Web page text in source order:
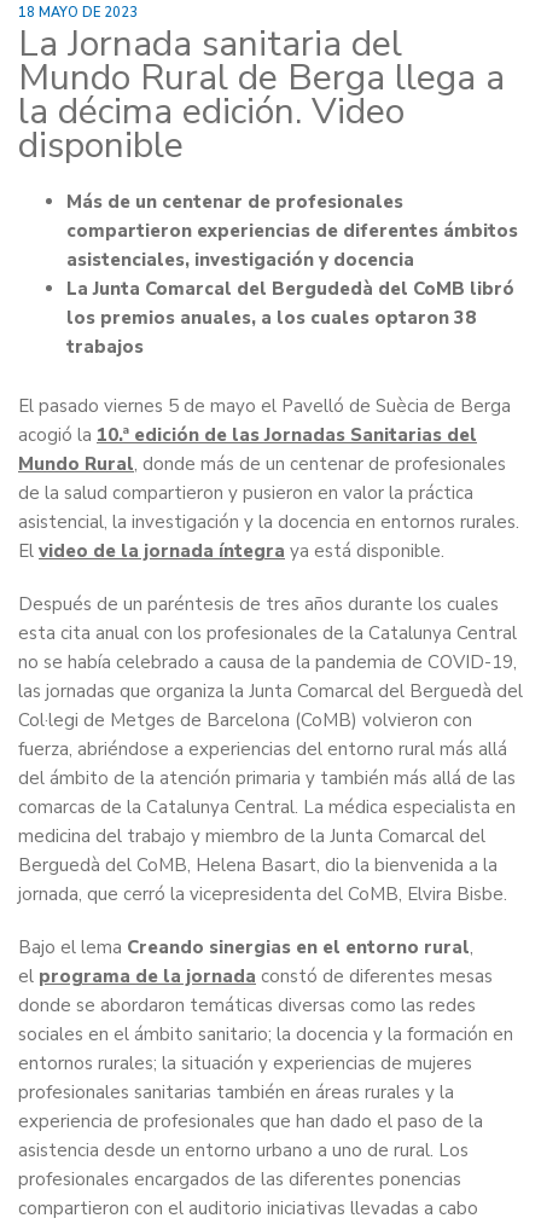
18 MAYO DE 2023
La Jornada sanitaria del
Mundo Rural de Berga llega a
la décima edición. Video
disponible
Más de un centenar de profesionales
compartieron experiencias de diferentes ámbitos
asistenciales, investigación y docencia
La Junta Comarcal del Bergudedà del CoMB libró
los premios anuales, a los cuales optaron 38
trabajos
El pasado viernes 5 de mayo el Pavelló de Suècia de Berga
acogió la 10.ª edición de las Jornadas Sanitarias del
Mundo Rural, donde más de un centenar de profesionales
de la salud compartieron y pusieron en valor la práctica
asistencial, la investigación y la docencia en entornos rurales.
El video de la jornada íntegra ya está disponible.
Después de un paréntesis de tres años durante los cuales
esta cita anual con los profesionales de la Catalunya Central
no se había celebrado a causa de la pandemia de COVID-19,
las jornadas que organiza la Junta Comarcal del Berguedà del
Col·legi de Metges de Barcelona (CoMB) volvieron con
fuerza, abriéndose a experiencias del entorno rural más allá
del ámbito de la atención primaria y también más allá de las
comarcas de la Catalunya Central. La médica especialista en
medicina del trabajo y miembro de la Junta Comarcal del
Berguedà del CoMB, Helena Basart, dio la bienvenida a la
jornada, que cerró la vicepresidenta del CoMB, Elvira Bisbe.
Bajo el lema Creando sinergias en el entorno rural,
el programa de la jornada constó de diferentes mesas
donde se abordaron temáticas diversas como las redes
sociales en el ámbito sanitario; la docencia y la formación en
entornos rurales; la situación y experiencias de mujeres
profesionales sanitarias también en áreas rurales y la
experiencia de profesionales que han dado el paso de la
asistencia desde un entorno urbano a uno de rural. Los
profesionales encargados de las diferentes ponencias
compartieron con el auditorio iniciativas llevadas a cabo